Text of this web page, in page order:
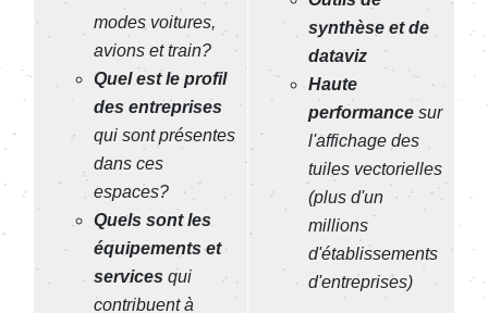
modes voitures,
avions et train?
Quel est le profil
des entreprises
qui sont présentes
dans ces
espaces?
Quels sont les
équipements et
services qui
contribuent à
synthèse et de
dataviz
Haute
performance sur
l'affichage des
tuiles vectorielles
(plus d'un
millions
d'établissements
d'entreprises)